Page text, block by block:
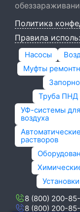
Политика
Правила
Насосы
Муфты
Труба ПНД
УФ-системы
воздуха
растворов
8 (800) 200-
8 (800) 200-